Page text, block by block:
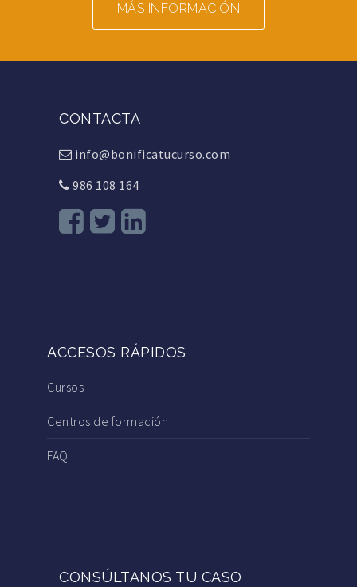
MÁS INFORMACIÓN
CONTACTA
info@bonificatucurso.com
986 108 164
ACCESOS RÁPIDOS
Cursos
Centros de formación
FAQ
CONSÚLTANOS TU CASO